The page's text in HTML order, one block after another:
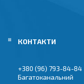
+380 (96) 793-84-84
Багатоканальний